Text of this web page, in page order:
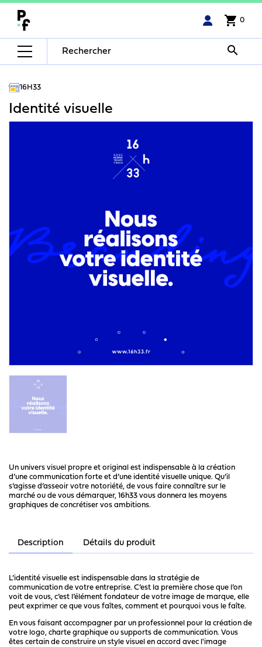
shopping_cart 0

16H33
Identité visuelle
Un univers visuel propre et original est indispensable à la création
d’une communication forte et d’une identité visuelle unique. Qu’il
s’agisse d’asseoir votre notoriété, de vous faire connaître sur le
marché ou de vous démarquer, 16h33 vous donnera les moyens
graphiques de concrétiser vos ambitions.
Description Détails du produit
L’identité visuelle est indispensable dans la stratégie de
communication de votre entreprise. C’est la première chose que l’on
voit de vous, c’est l’élément fondateur de votre image de marque, elle
peut exprimer ce que vous faîtes, comment et pourquoi vous le faîte.
En vous faisant accompagner par un professionnel pour la création de
votre logo, charte graphique ou supports de communication. Vous
êtes certain de construire un style visuel en accord avec l'image